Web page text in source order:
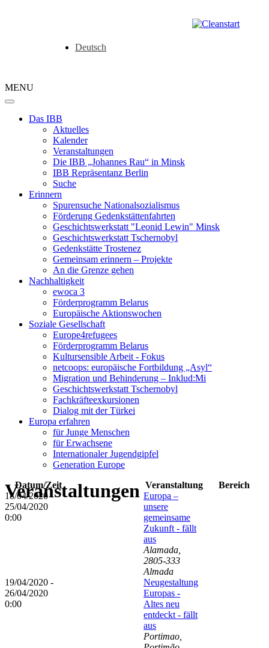
Deutsch
MENU
Das IBB
Aktuelles
Kalender
Veranstaltungen
Die IBB „Johannes Rau“ in Minsk
IBB Repräsentanz Berlin
Suche
Erinnern
Spurensuche Nationalsozialismus
Förderung Gedenkstättenfahrten
Geschichtswerkstatt "Leonid Lewin" Minsk
Geschichtswerkstatt Tschernobyl
Gedenkstätte Trostenez
Gemeinsam erinnern – Projekte
An die Grenze gehen
Nachhaltigkeit
ewoca 3
Förderprogramm Belarus
Europäische Aktionswochen
Soziale Gesellschaft
Europe4refugees
Förderprogramm Belarus
Kultursensible Arbeit - Fokus
netcoops: europäische Fortbildung „Asyl“
Migration und Behinderung – Inklud:Mi
Geschichtswerkstatt Tschernobyl
Fachkräfteexkursionen
Dialog mit der Türkei
Europa erfahren
für Junge Menschen
für Erwachsene
Internationaler Jugendgipfel
Generation Europe
Veranstaltungen
Datum/Zeit Veranstaltung
Bereich
18/04/2020 -
25/04/2020
0:00
Europa –
unsere
gemeinsame
Zukunft - fällt
aus
Alamada,
2805-333
Almada
19/04/2020 -
26/04/2020
0:00
Neugestaltung
Europas -
Altes neu
entdeckt - fällt
aus
Portimao,